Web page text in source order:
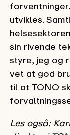
utvikles.
sin rivende
styre, jeg og
vet at god
til at TONO
Les også: